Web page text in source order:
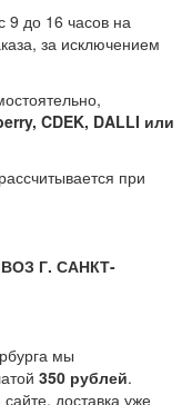
9 до 16 часов на
за исключением
CDEK, DALLI или
при
Г. САНКТ-
мы
350 рублей.
доставка уже